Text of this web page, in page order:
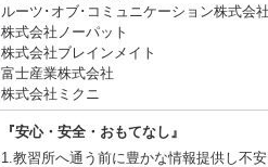
ルーツ･オブ･コミュニケーション株式会社
株式会社ノーパット
株式会社ブレインメイト
富士産業株式会社
株式会社ミクニ
『安心・安全・おもてなし』
1.教習所へ通う前に豊かな情報提供し不安